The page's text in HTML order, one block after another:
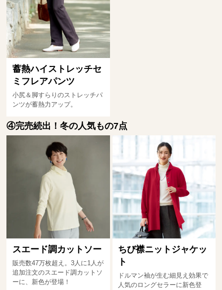
蓄熱ハイストレッチセ
ミフレアパンツ
小尻＆脚すらりのストレッチパ
ンツが蓄熱力アップ。
④完売続出！冬の人気もの7点
スエード調カットソー
販売数47万枚超え。3人に1人が
追加注文のスエード調カットソ
ーに、新色が登場！
ちび襟ニットジャケッ
ト
ドルマン袖が生む細見え効果で
人気のロングセラーに新色登